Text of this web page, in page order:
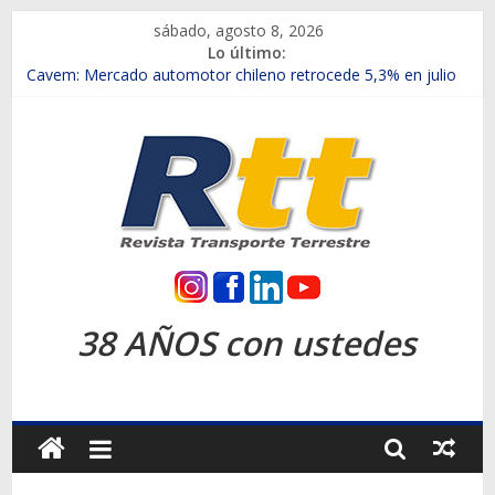
contenido
sábado, agosto 8, 2026
Lo último:
Chile es el primer mercado internacional en lanzar la nueva
Salfa suma vehículos electrificados de Chevrolet en el Biobío
Samex amplía su red con nuevas sucursales en Rancagua y
SINOTRUK Pick-ups presentó la recién estrenada Bolden en
la Expo Compras Públicas 2026
Revista
Transporte
Terrestre
38 AÑOS con ustedes